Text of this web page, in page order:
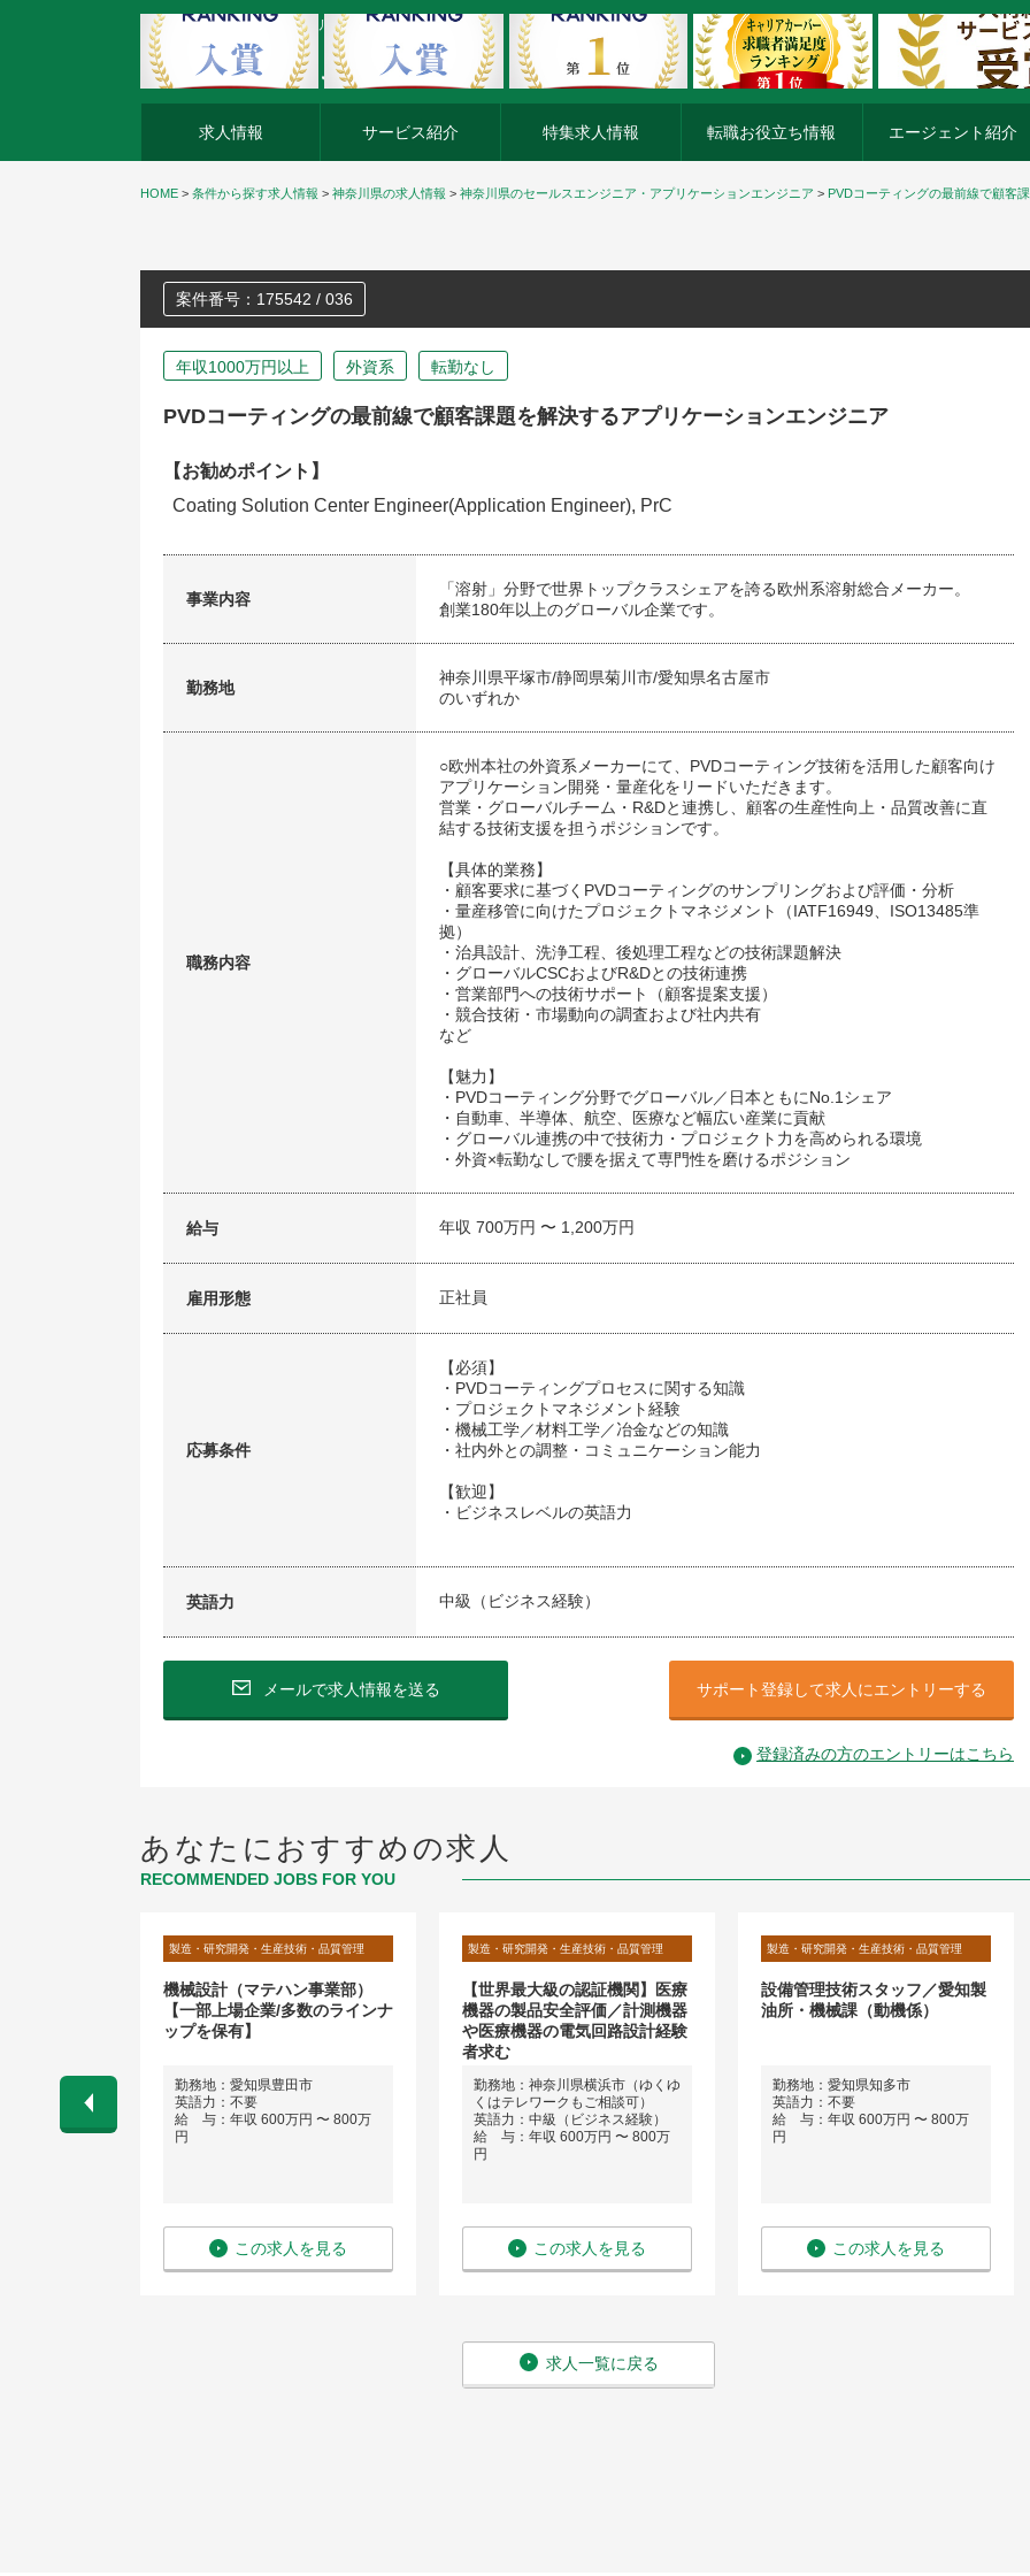
外資系企業の転職・キャリア転職ならアージスジャパン
求人情報 サービス紹介 特集求人情報 転職お役立ち情報 エージェント紹介
HOME > 条件から探す求人情報 > 神奈川県の求人情報 > 神奈川県のセールスエンジニア・アプリケーションエンジニア > PVDコーティングの最前線で顧客
案件番号：175542 / 036
年収1000万円以上 外資系 転勤なし
PVDコーティングの最前線で顧客課題を解決するアプリケーションエンジニア
【お勧めポイント】
Coating Solution Center Engineer(Application Engineer), PrC
事業内容
「溶射」分野で世界トップクラスシェアを誇る欧州系溶射総合メーカー。
創業180年以上のグローバル企業です。
勤務地
神奈川県平塚市/静岡県菊川市/愛知県名古屋市
のいずれか
職務内容
○欧州本社の外資系メーカーにて、PVDコーティング技術を活用した顧客向け
アプリケーション開発・量産化をリードいただきます。
営業・グローバルチーム・R&Dと連携し、顧客の生産性向上・品質改善に直
結する技術支援を担うポジションです。
【具体的業務】
・顧客要求に基づくPVDコーティングのサンプリングおよび評価・分析
・量産移管に向けたプロジェクトマネジメント（IATF16949、ISO13485準
拠）
・治具設計、洗浄工程、後処理工程などの技術課題解決
・グローバルCSCおよびR&Dとの技術連携
・営業部門への技術サポート（顧客提案支援）
・競合技術・市場動向の調査および社内共有
など
【魅力】
・PVDコーティング分野でグローバル／日本ともにNo.1シェア
・自動車、半導体、航空、医療など幅広い産業に貢献
・グローバル連携の中で技術力・プロジェクト力を高められる環境
・外資×転勤なしで腰を据えて専門性を磨けるポジション
給与 年収 700万円 〜 1,200万円
雇用形態 正社員
応募条件
【必須】
・PVDコーティングプロセスに関する知識
・プロジェクトマネジメント経験
・機械工学／材料工学／冶金などの知識
・社内外との調整・コミュニケーション能力
【歓迎】
・ビジネスレベルの英語力
英語力 中級（ビジネス経験）
メールで求人情報を送る サポート登録して求人にエントリーする
登録済みの方のエントリーはこちら
あなたにおすすめの求人
RECOMMENDED JOBS FOR YOU
製造・研究開発・生産技術・品質管理
機械設計（マテハン事業部）
【一部上場企業/多数のラインナ
ップを保有】
勤務地：愛知県豊田市
英語力：不要
給 与：年収 600万円 〜 800万
円
この求人を見る
製造・研究開発・生産技術・品質管理
【世界最大級の認証機関】医療
機器の製品安全評価／計測機器
や医療機器の電気回路設計経験
者求む
勤務地：神奈川県横浜市（ゆくゆ
くはテレワークもご相談可）
英語力：中級（ビジネス経験）
給 与：年収 600万円 〜 800万
円
この求人を見る
製造・研究開発・生産技術・品質管理
設備管理技術スタッフ／愛知製
油所・機械課（動機係）
勤務地：愛知県知多市
英語力：不要
給 与：年収 600万円 〜 800万
円
この求人を見る
求人一覧に戻る